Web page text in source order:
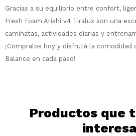
Gracias a su equilibrio entre confort,
Fresh Foam Arishi v4 Tiralux son una
caminatas, actividades diarias y
¡Compralos hoy y disfrutá la comodidad
Balance en cada paso!
Productos que
Celular
Fecha de nacimiento
que prefieras!
Elegí tus productos
Elegís Pago Después como
* sujeto a aprobación
disponible puede variar
contactanos
Por favor intenta